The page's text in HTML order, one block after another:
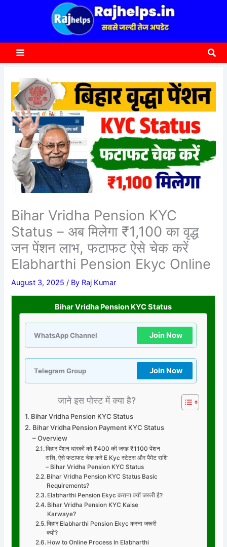
Bihar Vridha Pension KYC
Status – अब मिलेगा ₹1,100 का वृद्ध
जन पेंशन लाभ, फटाफट ऐसे चेक करें
Elabharthi Pension Ekyc Online
August 3, 2025/ By Raj Kumar
Bihar Vridha Pension KYC Status
WhatsApp Channel Join Now
Telegram Group Join Now
जाने इस पोस्ट में क्या है?
Bihar Vridha Pension KYC Status
Bihar Vridha Pension Payment KYC Status
– Overview
बिहार पेंशन धारकों को ₹400 की जगह ₹1100 पेंशन
राशि, ऐसे फटाफट चेक करें E Kyc स्टेटस और पैमेंट राशि
– Bihar Vridha Pension KYC Status
Bihar Vridha Pension KYC Status Basic
Requirements?
Elabharthi Pension Ekyc कराना क्यों जरूरी है?
Bihar Vridha Pension KYC Kaise
Karwaye?
बिहार Elabharthi Pension Ekyc करना जरूरी
क्यों?
How to Online Process In Elabharthi
c